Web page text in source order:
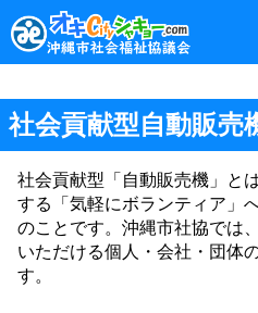
社会貢献型自動販売
社会貢献型「自動販売機」と
する「気軽にボランティア」
のことです。沖縄市社協では
いただける個人・会社・団体
す。